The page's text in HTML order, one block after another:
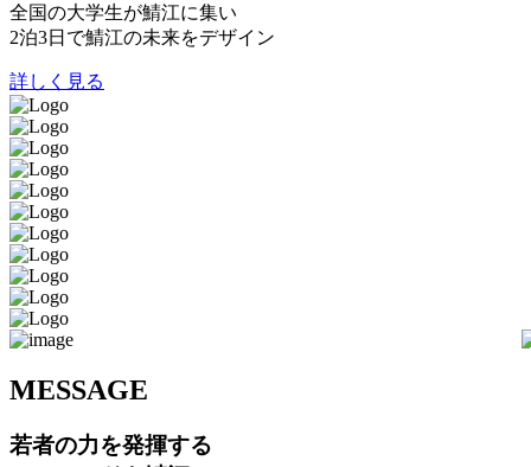
全国の大学生が鯖江に集い
2泊3日で鯖江の未来をデザイン
詳しく見る
MESSAGE
若者の力を発揮する